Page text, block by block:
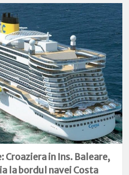
Croaziera in Ins. Baleare,
la bordul navei Costa